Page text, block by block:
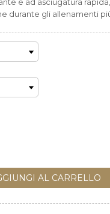
durante gli allenamenti
AL CARRELLO